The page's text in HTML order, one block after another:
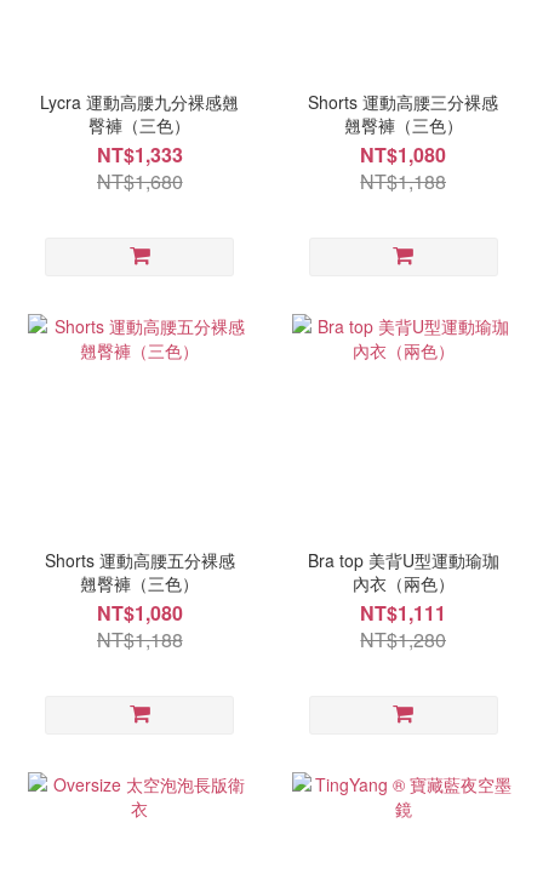
Lycra 運動高腰九分裸感翹
臀褲（三色）
NT$1,333
NT$1,680
Shorts 運動高腰三分裸感
翹臀褲（三色）
NT$1,080
NT$1,188
Shorts 運動高腰五分裸感
翹臀褲（三色）
NT$1,080
NT$1,188
Bra top 美背U型運動瑜珈
內衣（兩色）
NT$1,111
NT$1,280